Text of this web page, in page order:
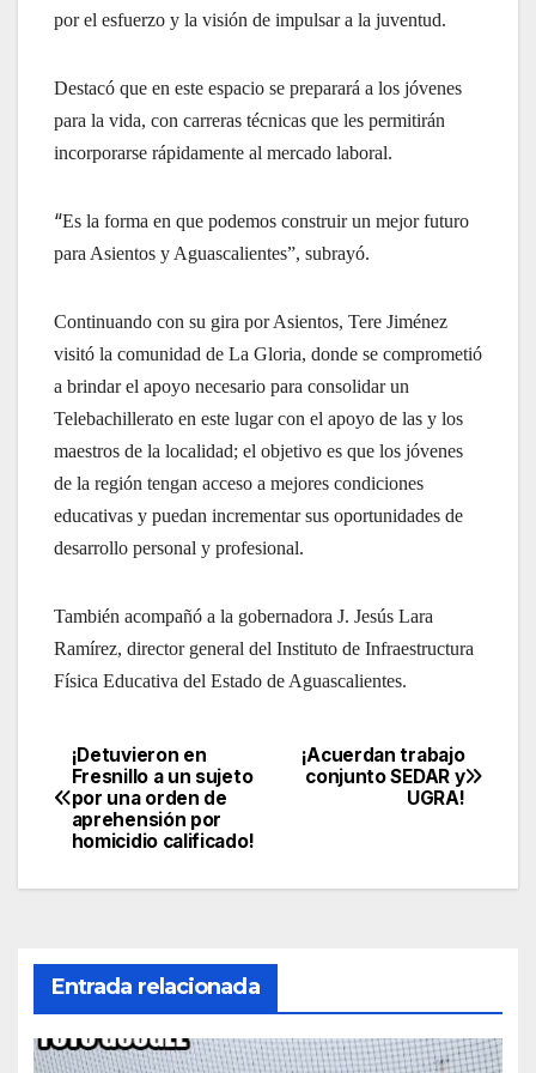
por el esfuerzo y la visión de impulsar a la juventud.
Destacó que en este espacio se preparará a los jóvenes
para la vida, con carreras técnicas que les permitirán
incorporarse rápidamente al mercado laboral.
“Es la forma en que podemos construir un mejor futuro
para Asientos y Aguascalientes”, subrayó.
Continuando con su gira por Asientos, Tere Jiménez
visitó la comunidad de La Gloria, donde se comprometió
a brindar el apoyo necesario para consolidar un
Telebachillerato en este lugar con el apoyo de las y los
maestros de la localidad; el objetivo es que los jóvenes
de la región tengan acceso a mejores condiciones
educativas y puedan incrementar sus oportunidades de
desarrollo personal y profesional.
También acompañó a la gobernadora J. Jesús Lara
Ramírez, director general del Instituto de Infraestructura
Física Educativa del Estado de Aguascalientes.
Navegación
de
¡Acuerdan trabajo
conjunto SEDAR y
UGRA!
¡Detuvieron en
Fresnillo a un sujeto
por una orden de
aprehensión por
homicidio calificado!
Entrada relacionada